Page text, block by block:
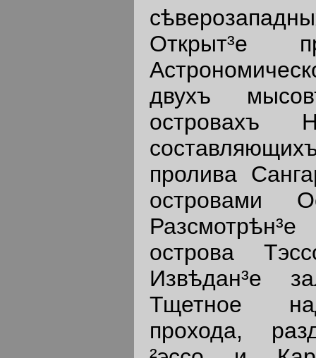
Открыт³е
двухъ
островахъ
пролива
островами
острова
Извѣдан³е
Тщетное
прохода,